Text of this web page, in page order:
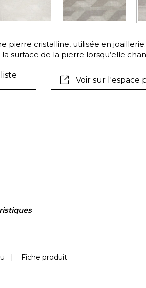
Rose
Vert
Violet
Voir
pierre cristalline, utilisée en
surface de la pierre lorsqu’elle
Voir sur l'espace
Fiche produit